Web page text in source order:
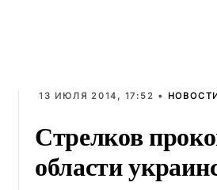
13 ИЮЛЯ 2014, 17:52 •
Стрелков
области